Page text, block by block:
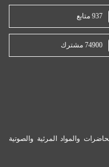
937 متابع
74900 مشترك
والمواد المرئية والصوتية